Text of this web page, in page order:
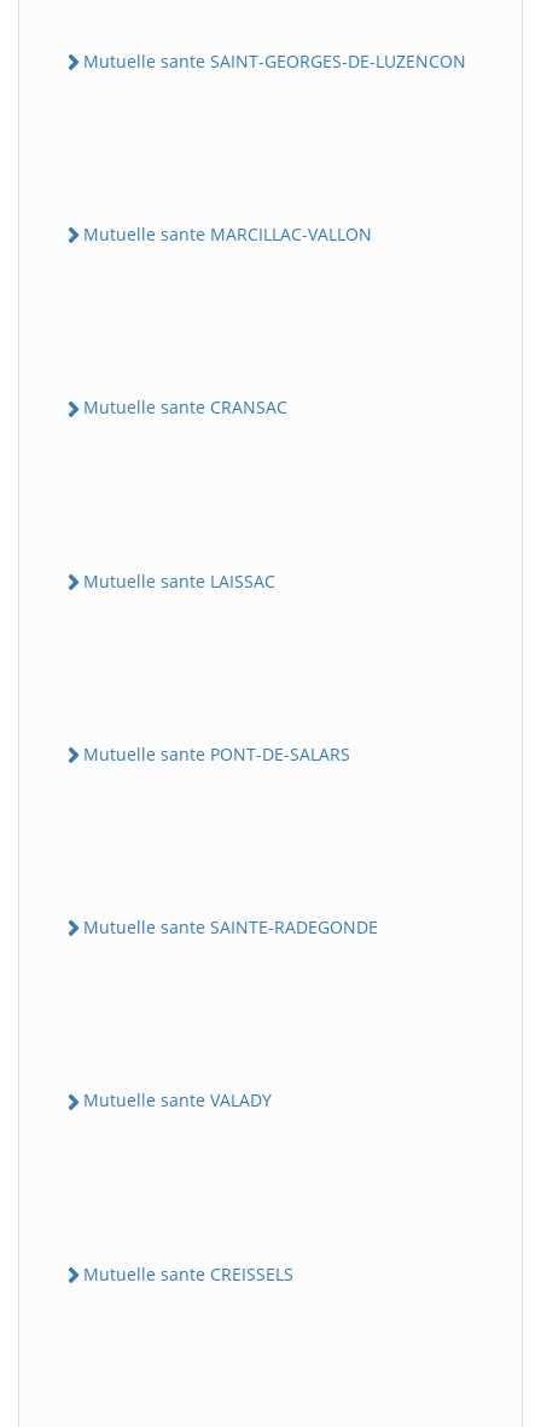
Mutuelle sante SAINT-GEORGES-DE-LUZENCON
Mutuelle sante MARCILLAC-VALLON
Mutuelle sante CRANSAC
Mutuelle sante LAISSAC
Mutuelle sante PONT-DE-SALARS
Mutuelle sante SAINTE-RADEGONDE
Mutuelle sante VALADY
Mutuelle sante CREISSELS